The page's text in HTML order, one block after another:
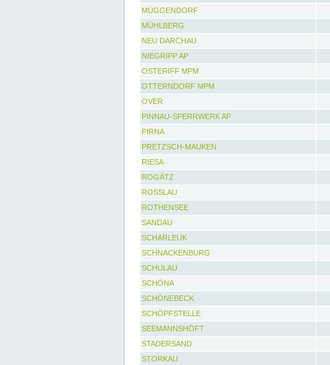
MÜGGENDORF
MÜHLBERG
NEU DARCHAU
NIEGRIPP AP
OSTERIFF MPM
OTTERNDORF MPM
OVER
PINNAU-SPERRWERK AP
PIRNA
PRETZSCH-MAUKEN
RIESA
ROGÄTZ
ROSSLAU
ROTHENSEE
SANDAU
SCHARLEUK
SCHNACKENBURG
SCHULAU
SCHÖNA
SCHÖNEBECK
SCHÖPFSTELLE
SEEMANNSHÖFT
STADERSAND
STORKAU